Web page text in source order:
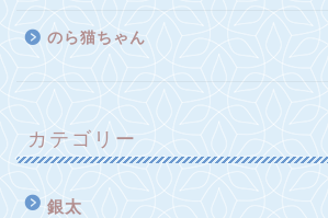
のら猫ちゃん
カテゴリー
銀太